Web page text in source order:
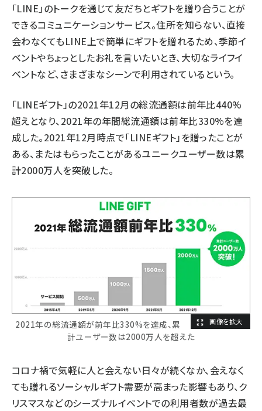
「LINE」のトークを通じて友だちとギフトを贈り合うことが
できるコミュニケーションサービス。住所を知らない、直接
会わなくてもLINE上で簡単にギフトを贈れるため、季節イ
ベントやちょっとしたお礼を言いたいとき、大切なライフイ
ベントなど、さまざまなシーンで利用されているという。
「LINEギフト」の2021年12月の総流通額は前年比440%
超えとなり、2021年の年間総流通額は前年比330%を達
成した。2021年12月時点で「LINEギフト」を贈ったことが
ある、またはもらったことがあるユニークユーザー数は累
計2000万人を突破した。
2021年の総流通額が前年比330%を達成、累
計ユーザー数は2000万人を超えた
コロナ禍で気軽に人と会えない日々が続くなか、会えなく
ても贈れるソーシャルギフト需要が高まった影響もあり、ク
リスマスなどのシーズナルイベントでの利用者数が過去最